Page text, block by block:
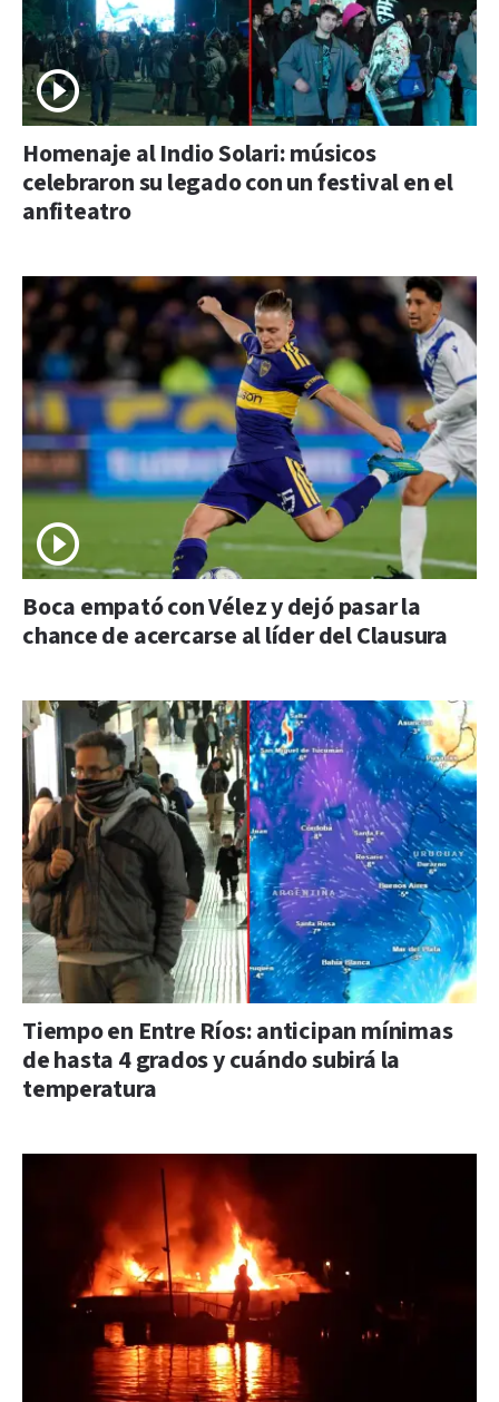
Homenaje al Indio Solari: músicos
celebraron su legado con un festival en el
anfiteatro
Boca empató con Vélez y dejó pasar la
chance de acercarse al líder del Clausura
Tiempo en Entre Ríos: anticipan mínimas
de hasta 4 grados y cuándo subirá la
temperatura